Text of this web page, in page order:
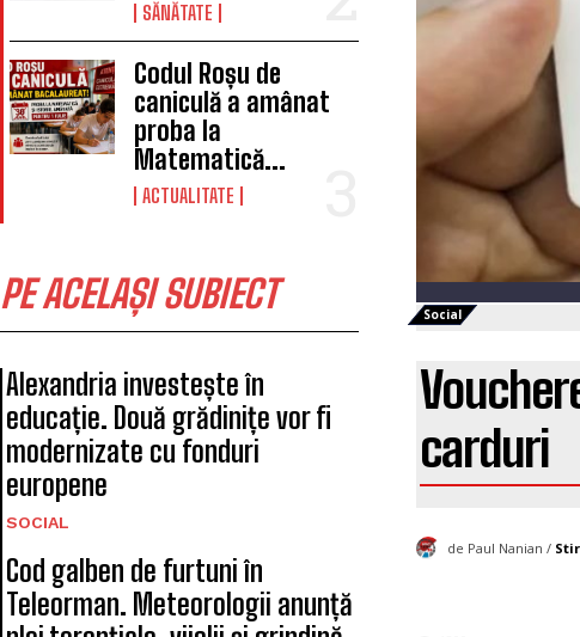
SĂNĂTATE
Codul Roșu de
caniculă a amânat
proba la
Matematică...
ACTUALITATE
PE ACELAȘI SUBIECT
Alexandria investește în
educație. Două grădinițe vor fi
modernizate cu fonduri
europene
SOCIAL
Cod galben de furtuni în
Teleorman. Meteorologii anunță
Social
carduri
de Paul Nanian /